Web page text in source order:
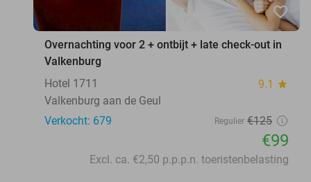
favorite_border
Overnachting voor 2 + ontbijt + late check-out in
Valkenburg
Hotel 1711
9.1 star
Valkenburg aan de Geul
Verkocht: 679
Regulier €125
€99
Excl. ca. €2,50 p.p.p.n. toeristenbelasting